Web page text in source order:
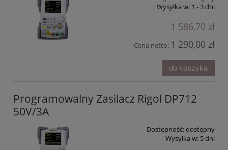
Wysyłka w: 1 - 3 dni
1 586,70 zł
Cena netto: 1 290,00 zł
do koszyka
Programowalny Zasilacz Rigol DP712
50V/3A
Dostępność:dostępny
Wysyłka w: 5 dni